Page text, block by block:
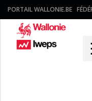
PORTAIL WALLONIE.BE